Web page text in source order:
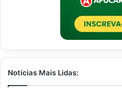
Notícias Mais Lidas: